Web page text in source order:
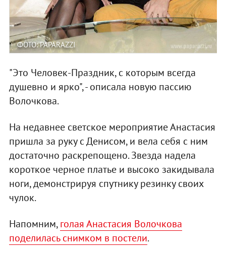
ФОТО: PAPARAZZI
"Это Человек-Праздник, с которым всегда
душевно и ярко", - описала новую пассию
Волочкова.
На недавнее светское мероприятие Анастасия
пришла за руку с Денисом, и вела себя с ним
достаточно раскрепощено. Звезда надела
короткое черное платье и высоко закидывала
ноги, демонстрируя спутнику резинку своих
чулок.
Напомним,голая Анастасия Волочкова
поделилась снимком в постели.